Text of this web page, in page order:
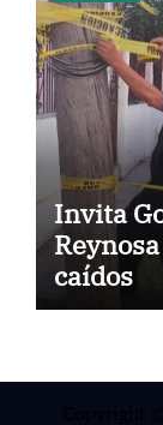
Invita
caídos